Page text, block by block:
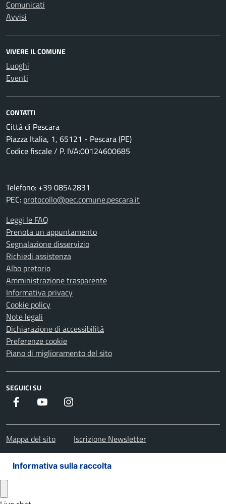
Comunicati
Avvisi
VIVERE IL COMUNE
Luoghi
Eventi
CONTATTI
Città di Pescara
Piazza Italia, 1, 65121 - Pescara (PE)
Codice fiscale / P. IVA:00124600685
Telefono: +39 08542831
PEC: protocollo@pec.comune.pescara.it
Leggi le FAQ
Prenota un appuntamento
Segnalazione disservizio
Richiedi assistenza
Albo pretorio
Amministrazione trasparente
Informativa privacy
Cookie policy
Note legali
Dichiarazione di accessibilità
Preferenze cookie
Piano di miglioramento del sito
SEGUICI SU
Facebook Youtube
Mappa del sito Iscrizione Newsletter
Informativa sulla raccolta